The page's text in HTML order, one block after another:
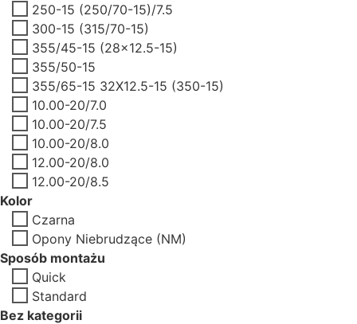
250-15 (250/70-15)/7.5
300-15 (315/70-15)
355/45-15 (28x12.5-15)
355/50-15
355/65-15 32X12.5-15 (350-15)
10.00-20/7.0
10.00-20/7.5
10.00-20/8.0
12.00-20/8.0
12.00-20/8.5
Kolor
Czarna
Opony Niebrudzące (NM)
Sposób montażu
Quick
Standard
Bez kategorii